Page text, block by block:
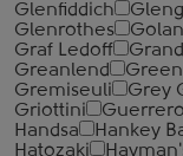
Glenfiddich
Glenrothes
Graf Ledoff
Greanlend
Gremiseuli
Grey
Griottini
Handsa
Hankey
Hatozaki